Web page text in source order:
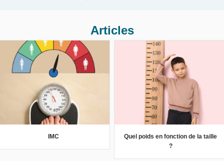
Articles
IMC
Quel poids en fonction de la taille
?